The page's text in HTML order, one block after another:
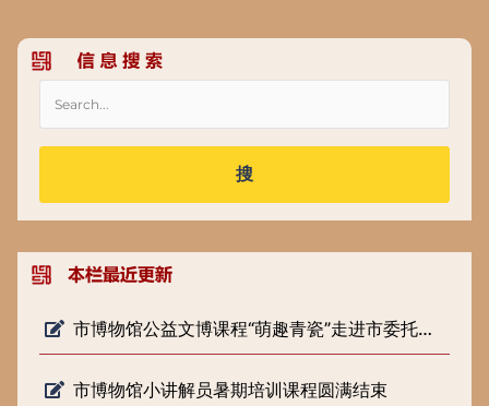
搜
市博物馆公益文博课程“萌趣青瓷”走进市委托管课堂
市博物馆小讲解员暑期培训课程圆满结束